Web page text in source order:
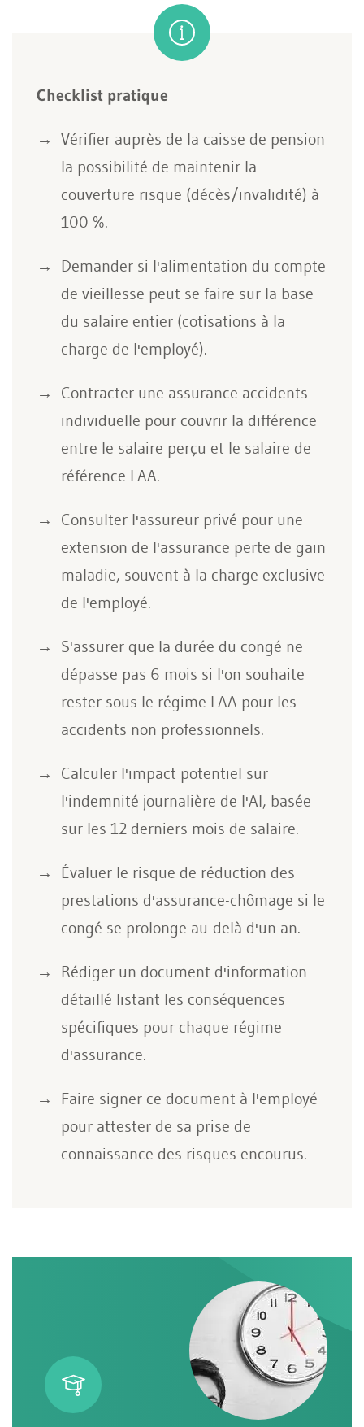
Checklist pratique
Vérifier auprès de la caisse de pension
la possibilité de maintenir la
couverture risque (décès/invalidité) à
100 %.
Demander si l'alimentation du compte
de vieillesse peut se faire sur la base
du salaire entier (cotisations à la
charge de l'employé).
Contracter une assurance accidents
individuelle pour couvrir la différence
entre le salaire perçu et le salaire de
référence LAA.
Consulter l'assureur privé pour une
extension de l'assurance perte de gain
maladie, souvent à la charge exclusive
de l'employé.
S'assurer que la durée du congé ne
dépasse pas 6 mois si l'on souhaite
rester sous le régime LAA pour les
accidents non professionnels.
Calculer l'impact potentiel sur
l'indemnité journalière de l'AI, basée
sur les 12 derniers mois de salaire.
Évaluer le risque de réduction des
prestations d'assurance-chômage si le
congé se prolonge au-delà d'un an.
Rédiger un document d'information
détaillé listant les conséquences
spécifiques pour chaque régime
d'assurance.
Faire signer ce document à l'employé
pour attester de sa prise de
connaissance des risques encourus.